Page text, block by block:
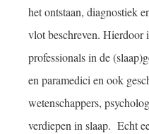
het ontstaan, diagnostiek
vlot beschreven. Hierdoor
professionals in de
en paramedici en ook
wetenschappers,
verdiepen in slaap. Echt